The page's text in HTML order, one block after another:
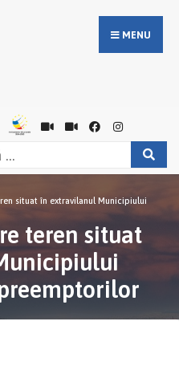
MENU
situat în extravilanul Municipiului
teren situat